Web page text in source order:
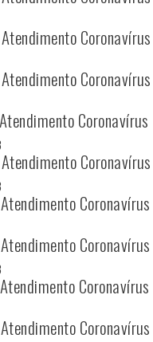
Coronavírus
Coronavírus
Coronavírus
Coronavírus
Coronavírus
Coronavírus
Coronavírus
Coronavírus